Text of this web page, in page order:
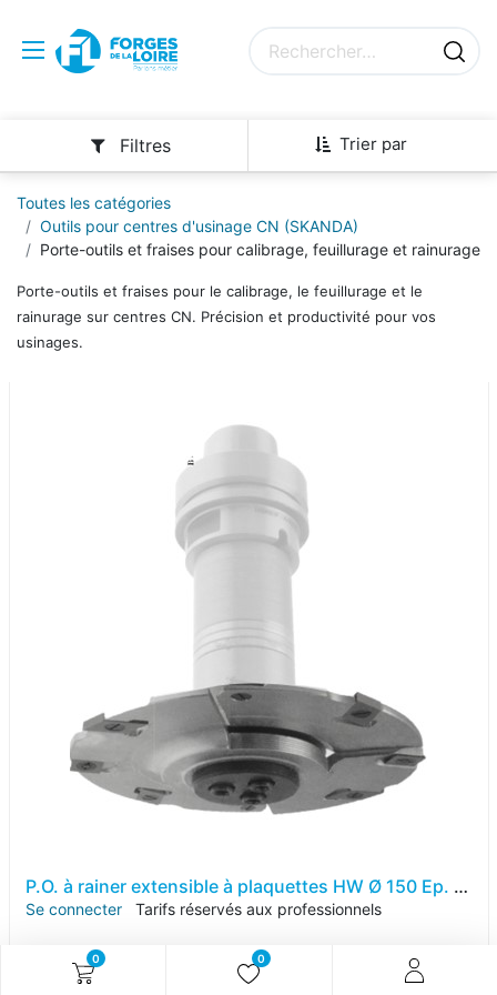
0 0
Trier par
Filtres
Toutes les catégories
Outils pour centres d'usinage CN (SKANDA)
Porte-outils et fraises pour calibrage, feuillurage et rainurage
Porte-outils et fraises pour le calibrage, le feuillurage et le
rainurage sur centres CN. Précision et productivité pour vos
usinages.
P.O. à rainer extensible à plaquettes HW Ø 150 Ep. 4.1-7.8 d 30 Z 4+2+2 Rot. Droite
Se connecter Tarifs réservés aux professionnels
Référence article : KA103.020408